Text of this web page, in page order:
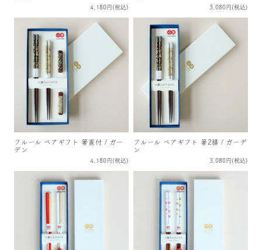
4,180円(税込) 3,080円(税込)
フルール ペアギフト 箸置付 / ガー
デン
4,180円(税込)
フルール ペアギフト 箸2膳 / ガーデ
ン
3,080円(税込)